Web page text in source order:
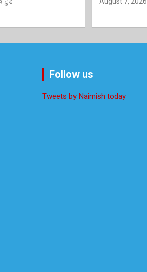
Follow us
Tweets by Naimish today